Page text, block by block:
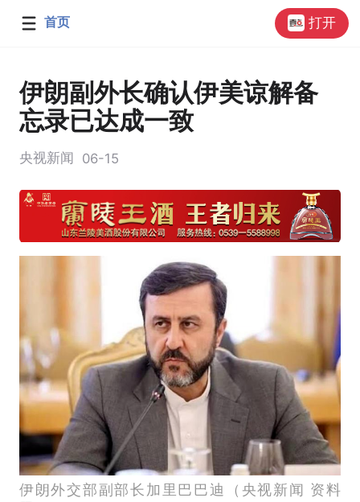
首页 打开
伊朗副外长确认伊美谅解备
忘录已达成一致
央视新闻 06-15
伊朗外交部副部长加里巴巴迪（央视新闻 资料